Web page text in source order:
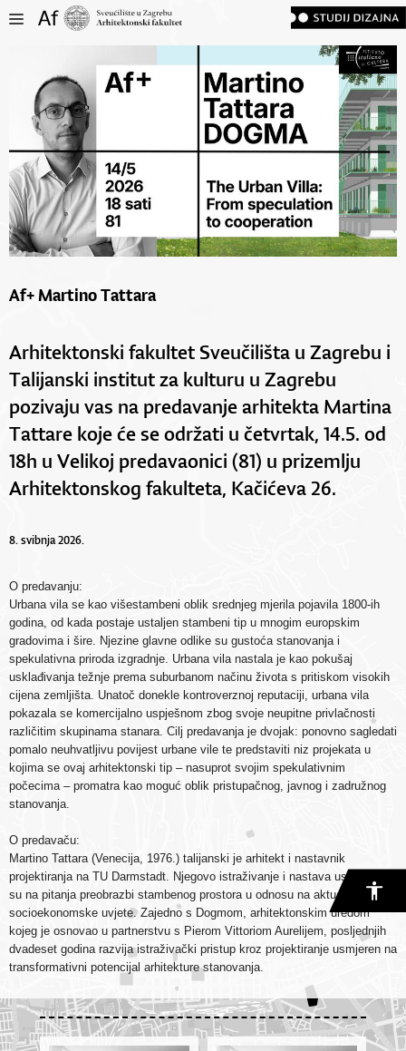
Af+ Martino Tattara
Arhitektonski fakultet Sveučilišta u Zagrebu i
Talijanski institut za kulturu u Zagrebu
pozivaju vas na predavanje arhitekta Martina
Tattare koje će se održati u četvrtak, 14.5. od
18h u Velikoj predavaonici (81) u prizemlju
Arhitektonskog fakulteta, Kačićeva 26.
8. svibnja 2026.
O predavanju:
Urbana vila se kao višestambeni oblik srednjeg mjerila pojavila 1800-ih
godina, od kada postaje ustaljen stambeni tip u mnogim europskim
gradovima i šire. Njezine glavne odlike su gustoća stanovanja i
spekulativna priroda izgradnje. Urbana vila nastala je kao pokušaj
usklađivanja težnje prema suburbanom načinu života s pritiskom visokih
cijena zemljišta. Unatoč donekle kontroverznoj reputaciji, urbana vila
pokazala se komercijalno uspješnom zbog svoje neupitne privlačnosti
različitim skupinama stanara. Cilj predavanja je dvojak: ponovno sagledati
pomalo neuhvatljivu povijest urbane vile te predstaviti niz projekata u
kojima se ovaj arhitektonski tip – nasuprot svojim spekulativnim
počecima – promatra kao moguć oblik pristupačnog, javnog i zadružnog
stanovanja.
O predavaču:
Martino Tattara (Venecija, 1976.) talijanski je arhitekt i nastavnik
projektiranja na TU Darmstadt. Njegovo istraživanje i nastava usmjereni
su na pitanja preobrazbi stambenog prostora u odnosu na aktualne
socioekonomske uvjete. Zajedno s Dogmom, arhitektonskim uredom
kojeg je osnovao u partnerstvu s Pierom Vittoriom Aurelijem, posljednjih
dvadeset godina razvija istraživački pristup kroz projektiranje usmjeren na
transformativni potencijal arhitekture stanovanja.